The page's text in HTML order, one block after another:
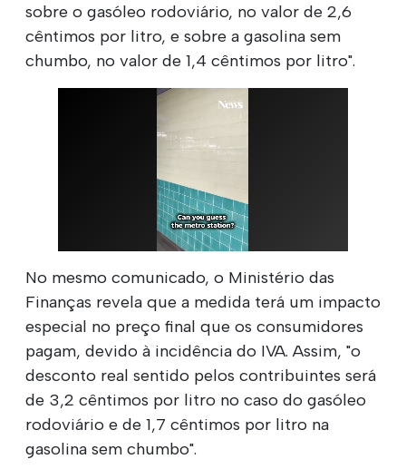
sobre o gasóleo rodoviário, no valor de 2,6
cêntimos por litro, e sobre a gasolina sem
chumbo, no valor de 1,4 cêntimos por litro".
No mesmo comunicado, o Ministério das
Finanças revela que a medida terá um impacto
especial no preço final que os consumidores
pagam, devido à incidência do IVA. Assim, "o
desconto real sentido pelos contribuintes será
de 3,2 cêntimos por litro no caso do gasóleo
rodoviário e de 1,7 cêntimos por litro na
gasolina sem chumbo".